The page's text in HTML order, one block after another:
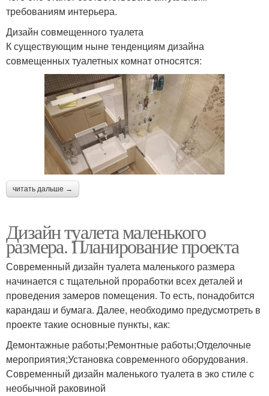
требованиям интерьера.
Дизайн совмещенного туалета
К существующим ныне тенденциям дизайна
совмещенных туалетных комнат относятся:
читать дальше →
Дизайн туалета маленького
размера. Планирование проекта
Современный дизайн туалета маленького размера
начинается с тщательной проработки всех деталей и
проведения замеров помещения. То есть, понадобится
карандаш и бумага. Далее, необходимо предусмотреть в
проекте такие основные пункты, как:
Демонтажные работы;Ремонтные работы;Отделочные
мероприятия;Установка современного оборудования.
Современный дизайн маленького туалета в эко стиле с
необычной раковиной